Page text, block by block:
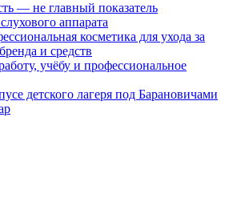
— не главный показатель
аппарата
косметика для ухода за
и средств
учёбу и профессиональное
детского лагеря под Барановичами